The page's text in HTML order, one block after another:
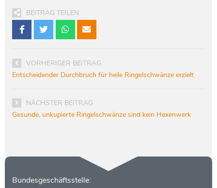
BEITRAG TEILEN
VORHERIGER BEITRAG
Entscheidender Durchbruch für heile Ringelschwänze erzielt
NÄCHSTER BEITRAG
Gesunde, unkupierte Ringelschwänze sind kein Hexenwerk
Kontakt
Bundesgeschäftsstelle: